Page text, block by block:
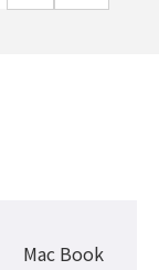
Mac Book